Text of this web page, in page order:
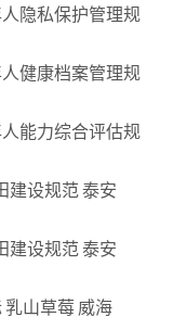
隐私保护管理规
健康档案管理规
能力综合评估规
建设规范 泰安
建设规范 泰安
乳山草莓 威海